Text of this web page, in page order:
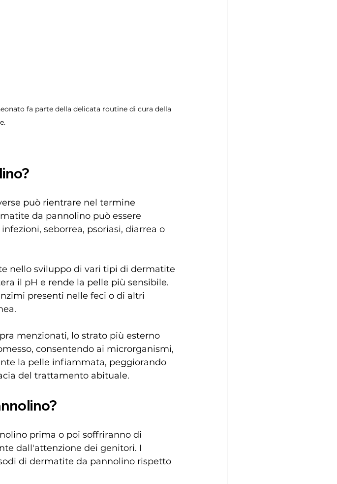
fa parte della delicata routine di cura della
può rientrare nel termine
da pannolino può essere
seborrea, psoriasi, diarrea o
nello sviluppo di vari tipi di dermatite
il pH e rende la pelle più sensibile.
presenti nelle feci o di altri
menzionati, lo strato più esterno
consentendo ai microrganismi,
la pelle infiammata, peggiorando
del trattamento abituale.
prima o poi soffriranno di
dall'attenzione dei genitori. I
di dermatite da pannolino rispetto